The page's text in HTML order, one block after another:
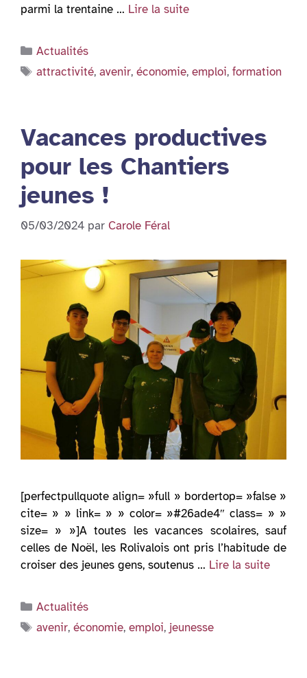
parmi la trentaine … Lire la suite
Catégories
Actualités
Étiquettes
attractivité,avenir,économie,emploi,formation
Vacances productives
pour les Chantiers
jeunes !
05/03/2024 par Carole Féral
[perfectpullquote align= »full » bordertop= »false »
cite= » » link= » » color= »#26ade4″ class= » »
size= » »]A toutes les vacances scolaires, sauf
celles de Noël, les Rolivalois ont pris l’habitude de
croiser des jeunes gens, soutenus … Lire la suite
Catégories
Actualités
Étiquettes
avenir,économie,emploi, jeunesse